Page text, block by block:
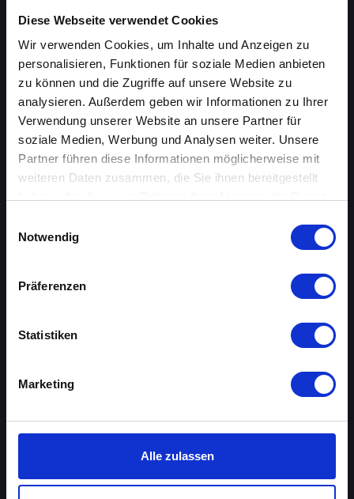
Diese Webseite verwendet Cookies
Wir verwenden Cookies, um Inhalte und Anzeigen zu
personalisieren, Funktionen für soziale Medien anbieten
zu können und die Zugriffe auf unsere Website zu
analysieren. Außerdem geben wir Informationen zu Ihrer
Verwendung unserer Website an unsere Partner für
soziale Medien, Werbung und Analysen weiter. Unsere
Partner führen diese Informationen möglicherweise mit
weiteren Daten zusammen, die Sie ihnen bereitgestellt
Notwendig
Präferenzen
Statistiken
Marketing
Alle zulassen
ÜBERSICHT
AACHEN
BERLIN
BIELEFELD
DORTMUND
DRESDEN